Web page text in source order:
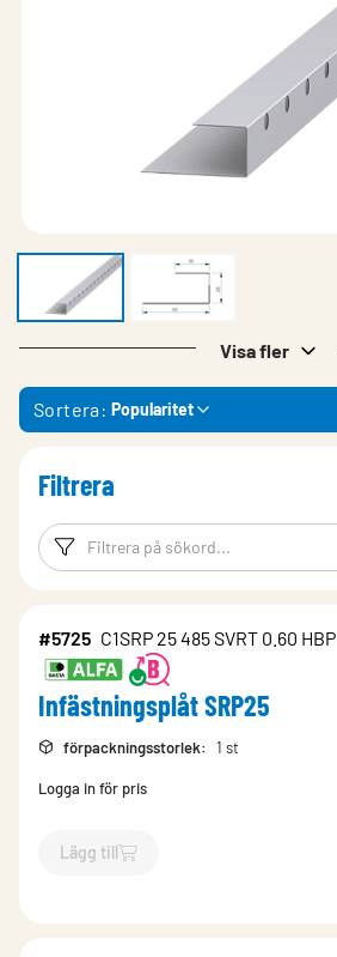
Visa fler
Sortera: Popularitet
Filtrera
Filtreringsord
#5725 C1SRP 25 485 SVRT 0.60 HBP
Infästningsplåt SRP25
förpackningsstorlek: 1 st
Logga in för pris
Lägg till
`$Lägg till